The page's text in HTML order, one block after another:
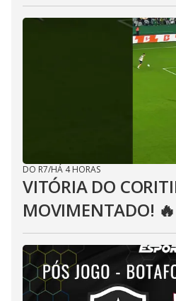
DO R7/HÁ 4 HORAS
VITÓRIA DO
MOVIMENTADO! 🔥